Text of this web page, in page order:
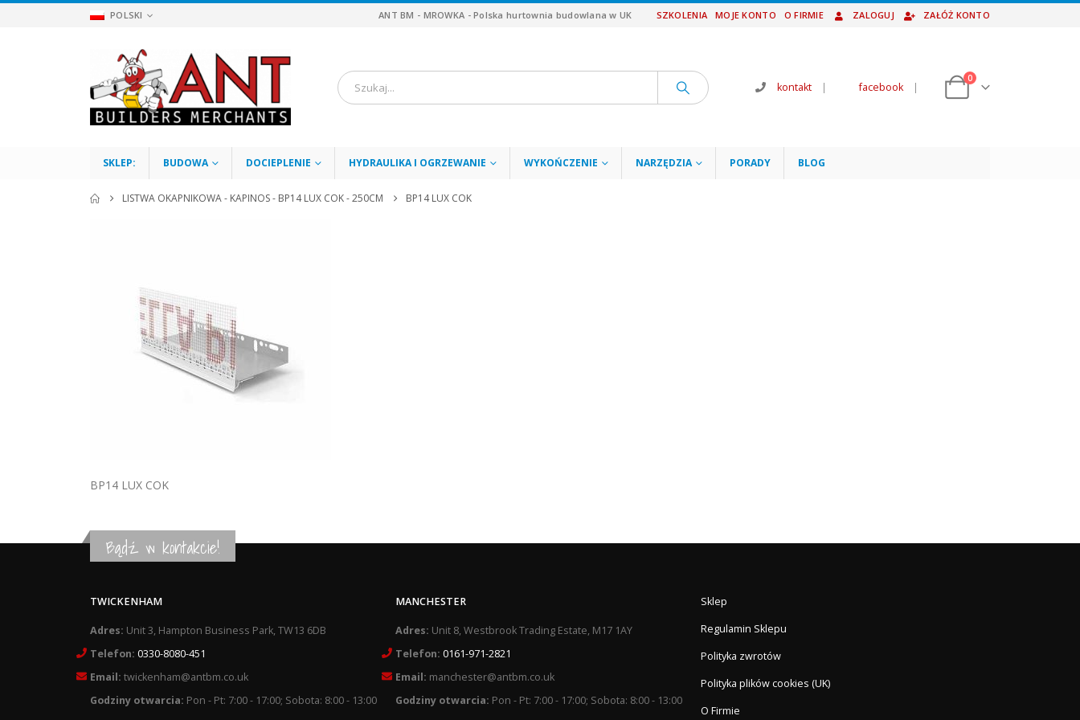
POLSKI ANT BM - MROWKA - Polska hurtownia budowlana w UK SZKOLENIA MOJE KONTO O FIRMIE ZALOGUJ ZAŁÓŻ KONTO
kontakt | facebook |
0
SKLEP: BUDOWA DOCIEPLENIE HYDRAULIKA I OGRZEWANIE WYKOŃCZENIE NARZĘDZIA PORADY BLOG
LISTWA OKAPNIKOWA - KAPINOS - BP14 LUX COK - 250CM BP14 LUX COK
BP14 LUX COK
Bądź w kontakcie!
TWICKENHAM
Adres: Unit 3, Hampton Business Park, TW13 6DB
Telefon: 0330-8080-451
Email: twickenham@antbm.co.uk
Godziny otwarcia: Pon - Pt: 7:00 - 17:00; Sobota: 8:00 - 13:00
MANCHESTER
Adres: Unit 8, Westbrook Trading Estate, M17 1AY
Telefon: 0161-971-2821
Email: manchester@antbm.co.uk
Godziny otwarcia: Pon - Pt: 7:00 - 17:00; Sobota: 8:00 - 13:00
Sklep
Regulamin Sklepu
Polityka zwrotów
Polityka plików cookies (UK)
O Firmie